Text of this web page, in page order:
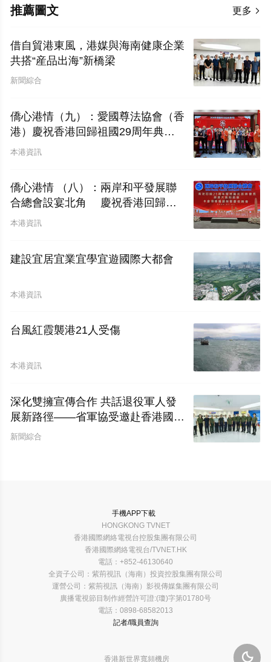
更多 
推薦圖文
借自貿港東風，港媒與海南健康企業
共搭“産品出海”新橋梁
新聞綜合
僑心港情（九）：愛國尊法協會（香
港）慶祝香港回歸祖國29周年典禮
圓滿舉行
本港資訊
僑心港情 （八）：兩岸和平發展聯
合總會設宴北角 慶祝香港回歸二
十九周年暨林廣兆首席會長榮膺大紫
本港資訊
建設宜居宜業宜學宜遊國際大都會
本港資訊
台風紅霞襲港21人受傷
本港資訊
深化雙擁宣傳合作 共話退役軍人發
展新路徑——省軍協受邀赴香港國際
網絡電視台開展座談交流
新聞綜合

手機APP下載
HONGKONG TVNET
香港國際網絡電視台控股集團有限公司
香港國際網絡電視台/TVNET.HK
電話：+852-46130640
全資子公司：紫荊視訊（海南）投資控股集團有限公司
運營公司：紫荊視訊（海南）影視傳媒集團有限公司
廣播電視節目制作經營許可證:(瓊)字第01780号
電話：0898-68582013
記者/職員查詢
香港新世界寬頻機房